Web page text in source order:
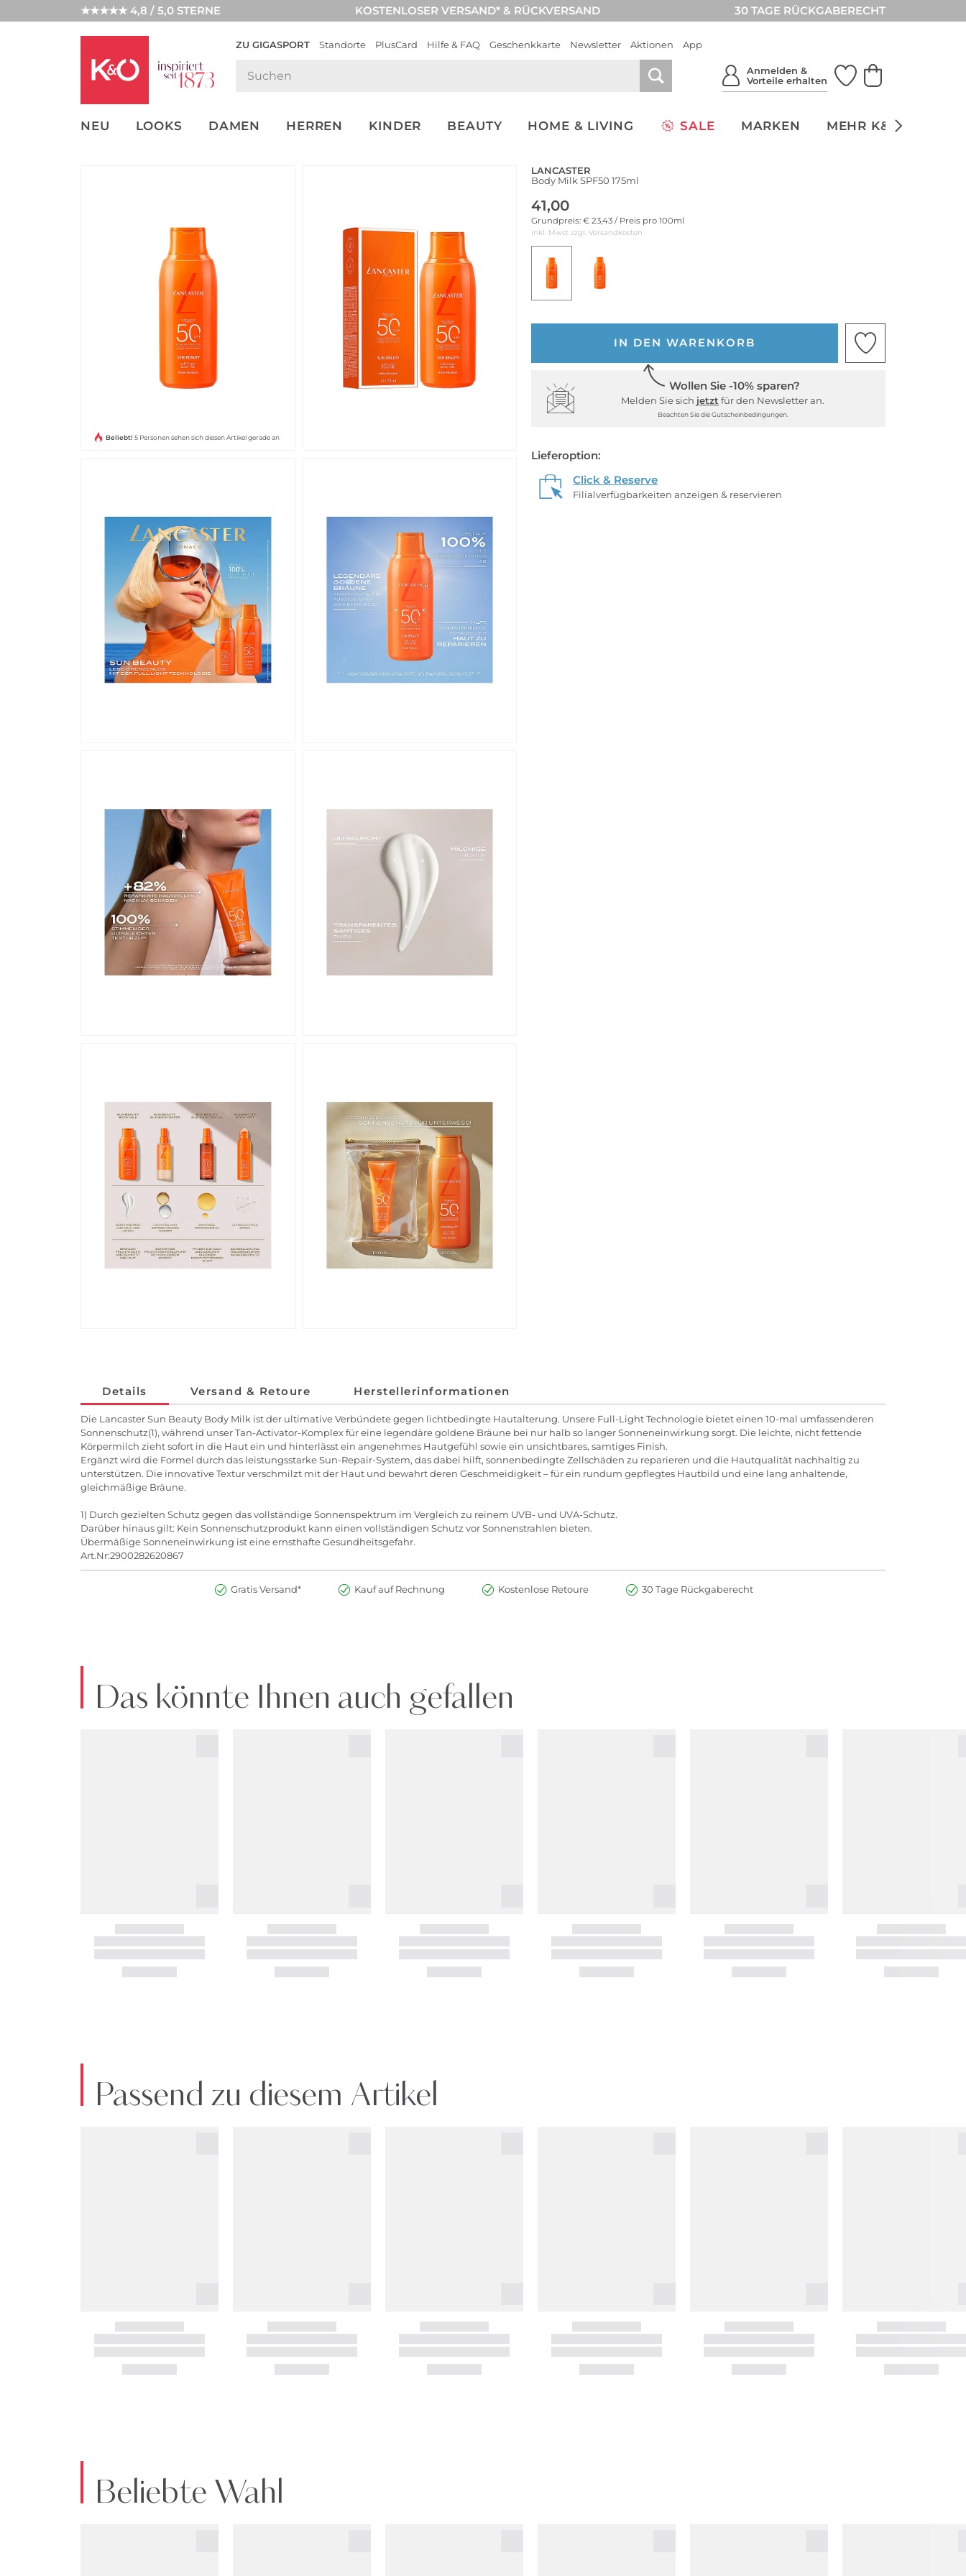
★★★★★ 4,8 / 5,0 STERNE KOSTENLOSER VERSAND* & RÜCKVERSAND 30 TAGE RÜCKGABERECHT
ZU GIGASPORT Standorte PlusCard Hilfe & FAQ Geschenkkarte Newsletter Aktionen App
Anmelden &
Vorteile erhalten
NEU LOOKS DAMEN HERREN KINDER BEAUTY HOME & LIVING SALE MARKEN MEHR K&Ö
UNSERE APP
CLICK &
Beliebt! 5 Personen sehen sich diesen Artikel gerade an
LANCASTER
Body Milk SPF50 175ml
41,00
Grundpreis: € 23,43 / Preis pro 100ml
inkl. Mwst zzgl. Versandkosten
IN DEN WARENKORB
Wollen Sie -10% sparen?
Melden Sie sich jetzt für den Newsletter an.
Beachten Sie die Gutscheinbedingungen.
Lieferoption:
Click & Reserve
Filialverfügbarkeiten anzeigen & reservieren
Details Versand & Retoure Herstellerinformationen
Die Lancaster Sun Beauty Body Milk ist der ultimative Verbündete gegen lichtbedingte Hautalterung. Unsere Full-Light Technologie bietet einen 10-mal umfassenderen
Sonnenschutz(1), während unser Tan-Activator-Komplex für eine legendäre goldene Bräune bei nur halb so langer Sonneneinwirkung sorgt. Die leichte, nicht fettende
Körpermilch zieht sofort in die Haut ein und hinterlässt ein angenehmes Hautgefühl sowie ein unsichtbares, samtiges Finish.
Ergänzt wird die Formel durch das leistungsstarke Sun-Repair-System, das dabei hilft, sonnenbedingte Zellschäden zu reparieren und die Hautqualität nachhaltig zu
unterstützen. Die innovative Textur verschmilzt mit der Haut und bewahrt deren Geschmeidigkeit – für ein rundum gepflegtes Hautbild und eine lang anhaltende,
gleichmäßige Bräune.
1) Durch gezielten Schutz gegen das vollständige Sonnenspektrum im Vergleich zu reinem UVB- und UVA-Schutz.
Darüber hinaus gilt: Kein Sonnenschutzprodukt kann einen vollständigen Schutz vor Sonnenstrahlen bieten.
Übermäßige Sonneneinwirkung ist eine ernsthafte Gesundheitsgefahr.
Art.Nr:2900282620867
Gratis Versand* Kauf auf Rechnung Kostenlose Retoure 30 Tage Rückgaberecht
Das könnte Ihnen auch gefallen
Passend zu diesem Artikel
Beliebte Wahl